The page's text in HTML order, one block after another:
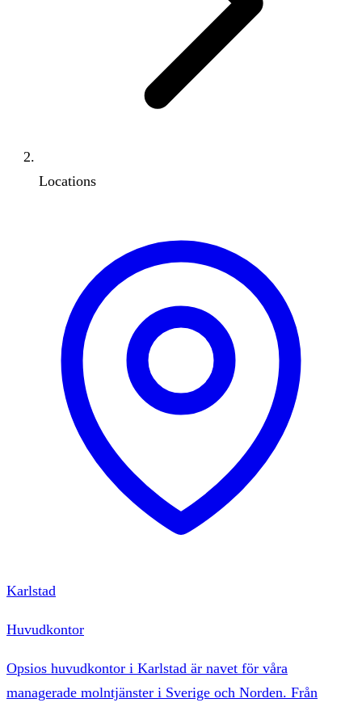
Locations
Karlstad
Huvudkontor
Opsios huvudkontor i Karlstad är navet för våra
managerade molntjänster i Sverige och Norden. Från